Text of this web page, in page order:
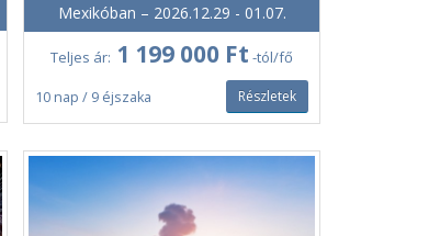
Mexikóban – 2026.12.29 - 01.07.
Teljes ár: 1 199 000 Ft -tól/fő
10 nap / 9 éjszaka Részletek